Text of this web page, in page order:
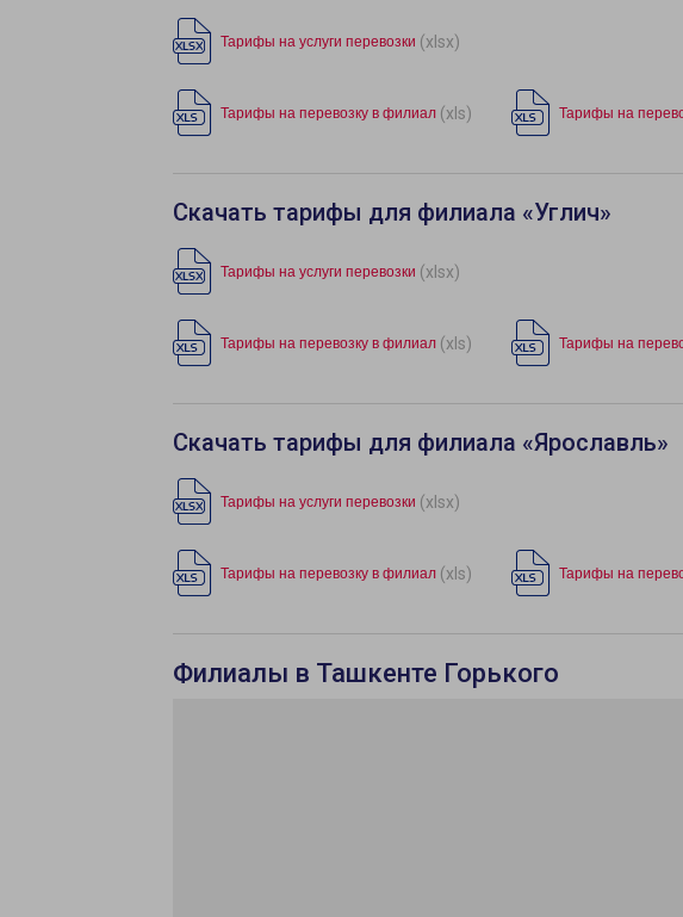
Тарифы на услуги перевозки (xlsx)
Тарифы на перевозку в филиал (xls) Тарифы на
Скачать тарифы для филиала «Углич»
Тарифы на услуги перевозки (xlsx)
Тарифы на перевозку в филиал (xls) Тарифы на
Скачать тарифы для филиала «Ярославль»
Тарифы на услуги перевозки (xlsx)
Тарифы на перевозку в филиал (xls) Тарифы на
Филиалы в Ташкенте Горького